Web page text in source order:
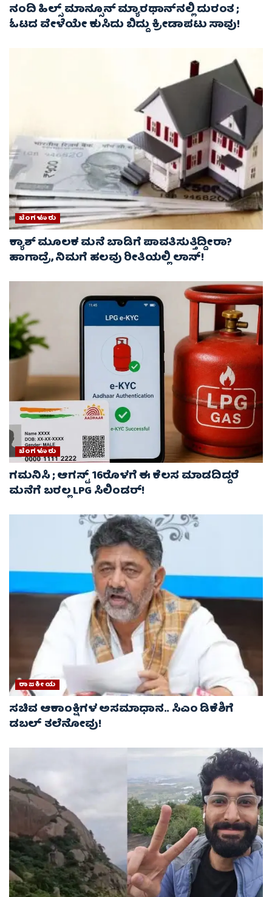
ನಂದಿ ಹಿಲ್ಸ್ ಮಾನ್ಸೂನ್ ಮ್ಯಾರಥಾನ್‌ನಲ್ಲಿ ದುರಂತ ;
ಓಟದ ವೇಳೆಯೇ ಕುಸಿದು ಬಿದ್ದು ಕ್ರೀಡಾಪಟು ಸಾವು!
ಬೆಂಗಳೂರು
ಕ್ಯಾಶ್ ಮೂಲಕ ಮನೆ ಬಾಡಿಗೆ ಪಾವತಿಸುತ್ತಿದ್ದೀರಾ?
ಹಾಗಾದ್ರೆ, ನಿಮಗೆ ಹಲವು ರೀತಿಯಲ್ಲಿ ಲಾಸ್!
ಬೆಂಗಳೂರು
ಗಮನಿಸಿ ; ಆಗಸ್ಟ್ 16ರೊಳಗೆ ಈ ಕೆಲಸ ಮಾಡದಿದ್ದರೆ
ಮನೆಗೆ ಬರಲ್ಲ LPG ಸಿಲಿಂಡರ್!
ರಾಜಕೀಯ
ಸಚಿವ ಆಕಾಂಕ್ಷಿಗಳ ಅಸಮಾಧಾನ.. ಸಿಎಂ ಡಿಕೆಶಿಗೆ
ಡಬಲ್ ತಲೆನೋವು!